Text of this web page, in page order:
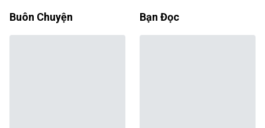
Buôn Chuyện Bạn Đọc